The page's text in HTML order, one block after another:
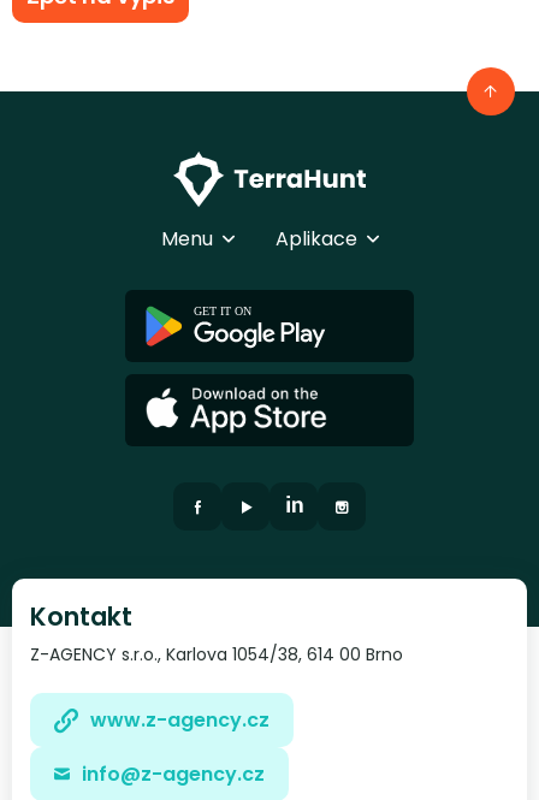
Menu Aplikace
Kontakt
Z-AGENCY s.r.o., Karlova 1054/38, 614 00 Brno
www.z-agency.cz
info@z-agency.cz